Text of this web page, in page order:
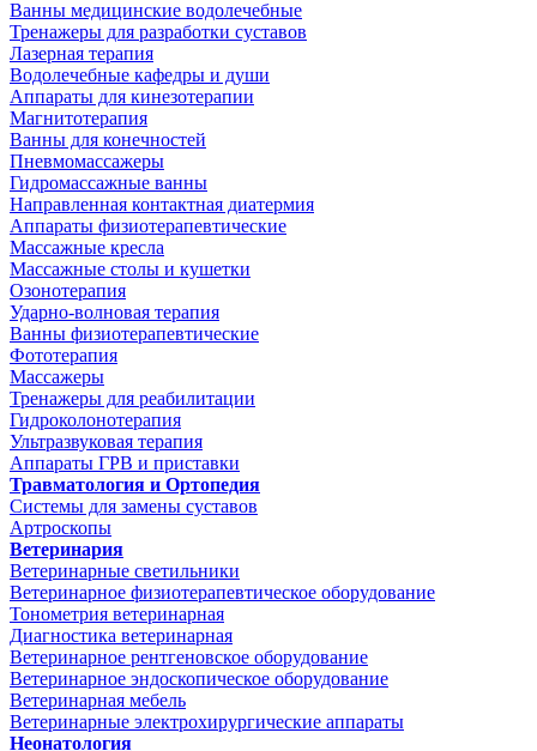
Ванны медицинские водолечебные
Тренажеры для разработки суставов
Лазерная терапия
Водолечебные кафедры и души
Аппараты для кинезотерапии
Магнитотерапия
Ванны для конечностей
Пневмомассажеры
Гидромассажные ванны
Направленная контактная диатермия
Аппараты физиотерапевтические
Массажные кресла
Массажные столы и кушетки
Озонотерапия
Ударно-волновая терапия
Ванны физиотерапевтические
Фототерапия
Массажеры
Тренажеры для реабилитации
Гидроколонотерапия
Ультразвуковая терапия
Аппараты ГРВ и приставки
Травматология и Ортопедия
Системы для замены суставов
Артроскопы
Ветеринария
Ветеринарные светильники
Ветеринарное физиотерапевтическое оборудование
Тонометрия ветеринарная
Диагностика ветеринарная
Ветеринарное рентгеновское оборудование
Ветеринарное эндоскопическое оборудование
Ветеринарная мебель
Ветеринарные электрохирургические аппараты
Неонатология